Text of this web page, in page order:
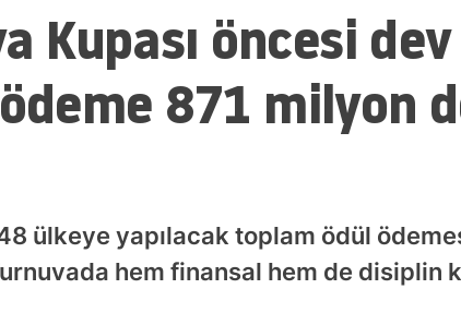
Kupası öncesi
871 milyon
ülkeye yapılacak toplam ödül
hem finansal hem de disiplin